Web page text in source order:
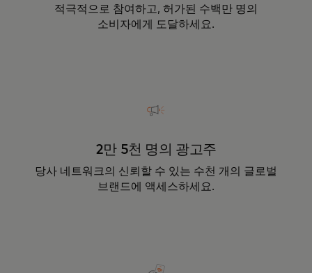
적극적으로 참여하고, 허가된 수백만 명의
소비자에게 도달하세요.
2만 5천 명의 광고주
당사 네트워크의 신뢰할 수 있는 수천 개의 글로벌
브랜드에 액세스하세요.